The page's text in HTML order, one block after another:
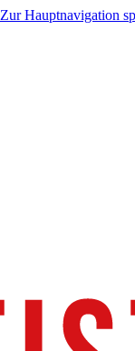
Zur Hauptnavigation